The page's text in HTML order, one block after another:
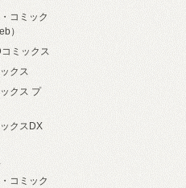
コミック
）
ミックス
クス
クス プ
クスDX
コミック